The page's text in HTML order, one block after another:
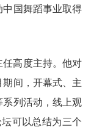
中国舞蹈事业取得
任高度主持。他对
间，开幕式、主
列活动，线上观
可以总结为三个